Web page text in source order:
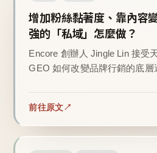
增加粉絲黏著度、靠內容
強的「私域」怎麼做？
Encore 創辦人 Jingle Lin 接受
GEO 如何改變品牌行銷的底層
前往原文